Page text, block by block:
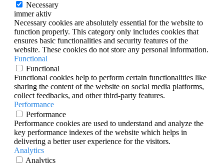
Necessary
immer aktiv
Necessary cookies are absolutely essential for the website to
function properly. This category only includes cookies that
ensures basic functionalities and security features of the
website. These cookies do not store any personal information.
Functional
Functional
Functional cookies help to perform certain functionalities like
sharing the content of the website on social media platforms,
collect feedbacks, and other third-party features.
Performance
Performance
Performance cookies are used to understand and analyze the
key performance indexes of the website which helps in
delivering a better user experience for the visitors.
Analytics
Analytics